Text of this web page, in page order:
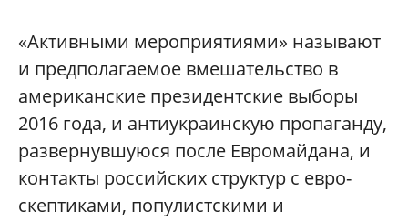
«Активными мероприятиями» называют
и предполагаемое вмешательство в
американские президентские выборы
2016 года, и антиукраинскую пропаганду,
развернувшуюся после Евромайдана, и
контакты российских структур с евро-
скептиками, популистскими и